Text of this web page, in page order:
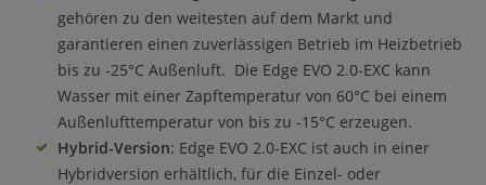
gehören zu den weitesten auf dem Markt und
garantieren einen zuverlässigen Betrieb im Heizbetrieb
bis zu -25°C Außenluft. Die Edge EVO 2.0-EXC kann
Wasser mit einer Zapftemperatur von 60°C bei einem
Außenlufttemperatur von bis zu -15°C erzeugen.
Hybrid-Version: Edge EVO 2.0-EXC ist auch in einer
Hybridversion erhältlich, für die Einzel- oder